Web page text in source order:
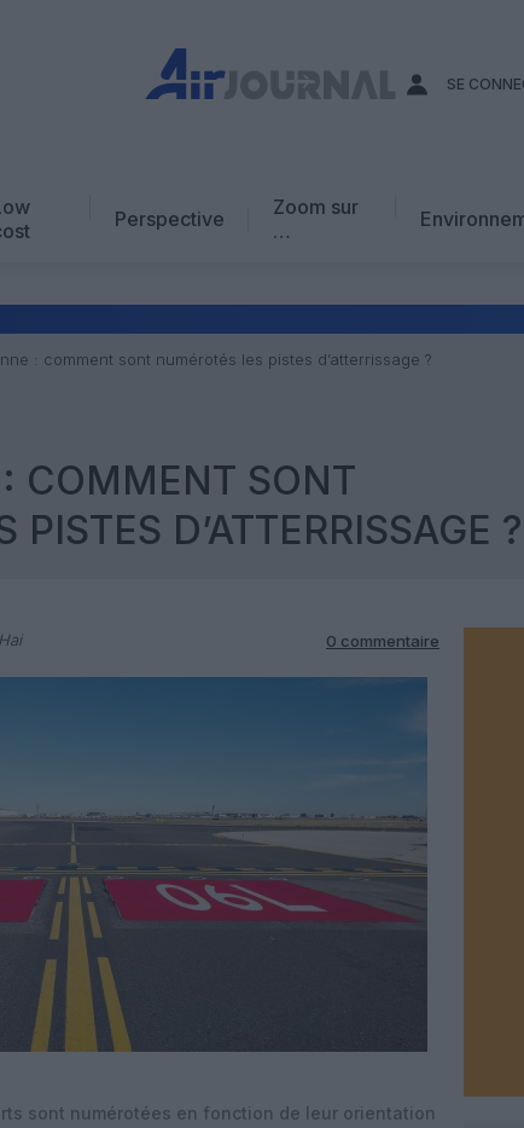
SE
Perspective
Zoom sur
…
Avis d’expert
: comment sont numérotés les pistes d’atterrissage ?
COMMENT SONT
PISTES D’ATTERRISSAGE ?
0 commentaire
sont numérotées en fonction de leur orientation